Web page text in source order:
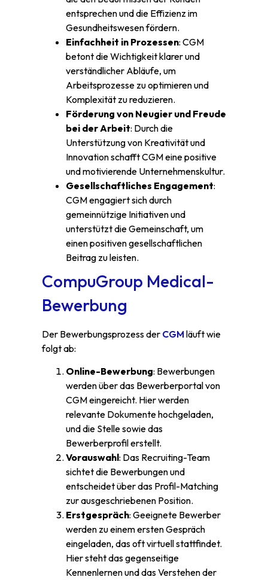
entsprechen und die Effizienz im
Gesundheitswesen fördern.
Einfachheit in Prozessen: CGM
betont die Wichtigkeit klarer und
verständlicher Abläufe, um
Arbeitsprozesse zu optimieren und
Komplexität zu reduzieren.
Förderung von Neugier und Freude
bei der Arbeit: Durch die
Unterstützung von Kreativität und
Innovation schafft CGM eine positive
und motivierende Unternehmenskultur.
Gesellschaftliches Engagement:
CGM engagiert sich durch
gemeinnützige Initiativen und
unterstützt die Gemeinschaft, um
einen positiven gesellschaftlichen
Beitrag zu leisten.
CompuGroup Medical-
Bewerbung
Der Bewerbungsprozess der CGMläuft wie
folgt ab:
Online-Bewerbung: Bewerbungen
werden über das Bewerberportal von
CGM eingereicht. Hier werden
relevante Dokumente hochgeladen,
und die Stelle sowie das
Bewerberprofil erstellt.
Vorauswahl: Das Recruiting-Team
sichtet die Bewerbungen und
entscheidet über das Profil-Matching
zur ausgeschriebenen Position.
Erstgespräch: Geeignete Bewerber
werden zu einem ersten Gespräch
eingeladen, das oft virtuell stattfindet.
Hier steht das gegenseitige
Kennenlernen und das Verstehen der